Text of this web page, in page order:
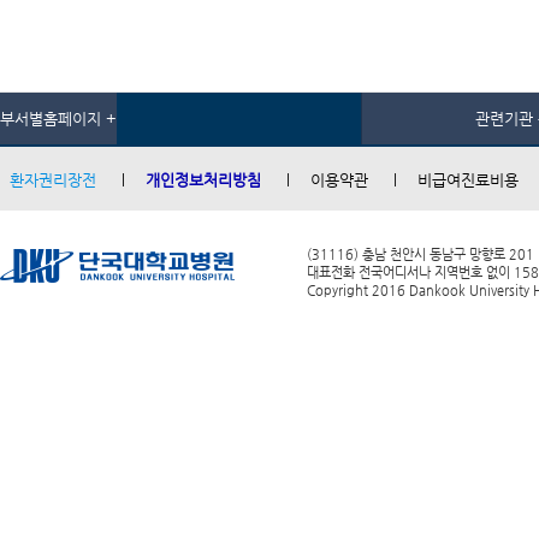
부서별홈페이지 + 관련기관
환자권리장전 개인정보처리방침 이용약관 비급여진료비용
(31116) 충남 천안시 동남구 망향로 201
대표전화 전국어디서나 지역번호 없이
Copyright 2016 Dankook University